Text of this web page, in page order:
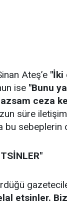
Ateş’e "İki
ise "Bunu
ceza
süre
bu
etsinler.